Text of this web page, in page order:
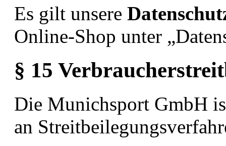
Es gilt unsere
Online-Shop unter
§ 15
Die Munichsport GmbH
an